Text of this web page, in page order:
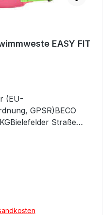
EASY FIT
(EU-
GPSR)BECO
Straße